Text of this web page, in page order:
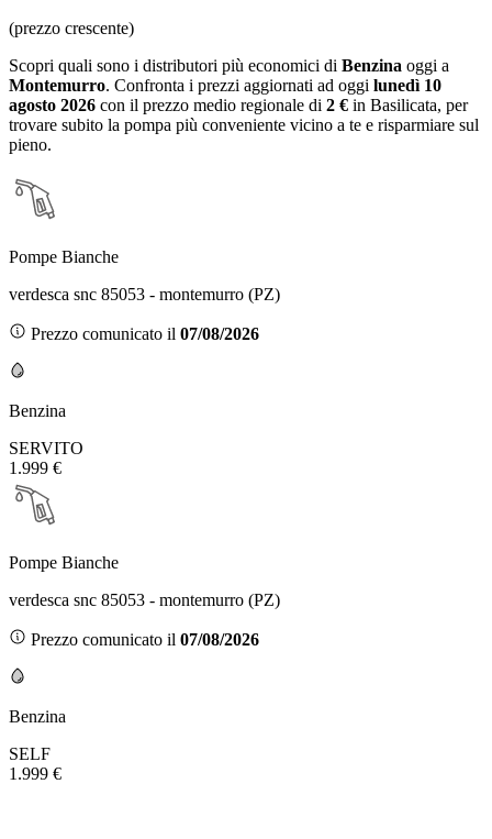
(prezzo crescente)
Scopri quali sono i distributori più economici di Benzina oggi a
Montemurro. Confronta i prezzi aggiornati ad oggi lunedì 10
agosto 2026 con il prezzo medio regionale di 2 € in Basilicata, per
trovare subito la pompa più conveniente vicino a te e risparmiare sul
pieno.
Pompe Bianche
verdesca snc 85053 - montemurro (PZ)
Prezzo comunicato il 07/08/2026
Benzina
SERVITO
1.999 €
Pompe Bianche
verdesca snc 85053 - montemurro (PZ)
Prezzo comunicato il 07/08/2026
Benzina
SELF
1.999 €